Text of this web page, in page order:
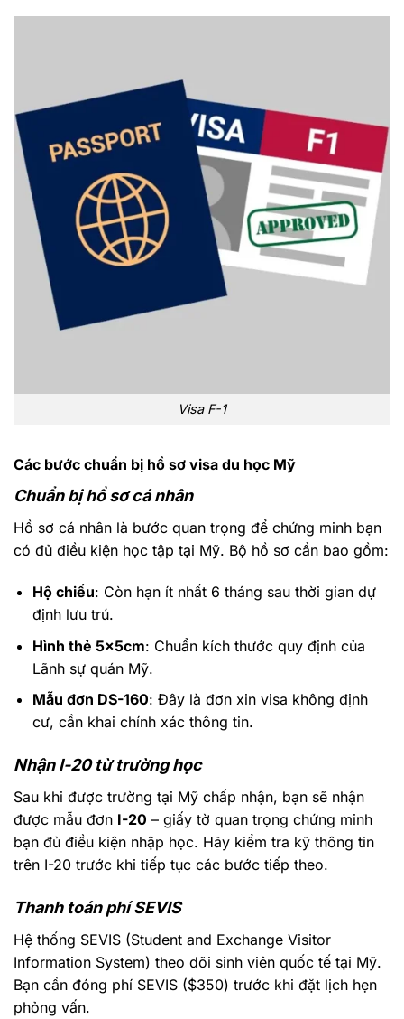
Visa F-1
Các bước chuẩn bị hồ sơ visa du học Mỹ
Chuẩn bị hồ sơ cá nhân
Hồ sơ cá nhân là bước quan trọng để chứng minh bạn
có đủ điều kiện học tập tại Mỹ. Bộ hồ sơ cần bao gồm:
Hộ chiếu: Còn hạn ít nhất 6 tháng sau thời gian dự
định lưu trú.
Hình thẻ 5x5cm: Chuẩn kích thước quy định của
Lãnh sự quán Mỹ.
Mẫu đơn DS-160: Đây là đơn xin visa không định
cư, cần khai chính xác thông tin.
Nhận I-20 từ trường học
Sau khi được trường tại Mỹ chấp nhận, bạn sẽ nhận
được mẫu đơn I-20 – giấy tờ quan trọng chứng minh
bạn đủ điều kiện nhập học. Hãy kiểm tra kỹ thông tin
trên I-20 trước khi tiếp tục các bước tiếp theo.
Thanh toán phí SEVIS
Hệ thống SEVIS (Student and Exchange Visitor
Information System) theo dõi sinh viên quốc tế tại Mỹ.
Bạn cần đóng phí SEVIS ($350) trước khi đặt lịch hẹn
phỏng vấn.